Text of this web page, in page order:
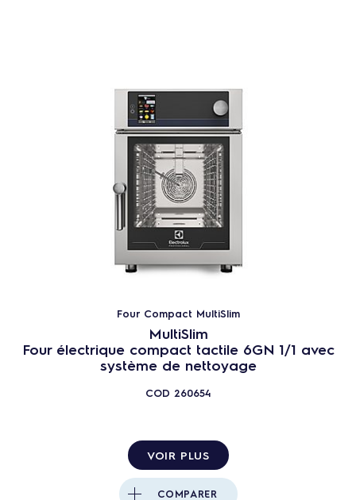
Four Compact MultiSlim
MultiSlim
Four électrique compact tactile 6GN 1/1 avec
système de nettoyage
COD 260654
VOIR PLUS
COMPARER